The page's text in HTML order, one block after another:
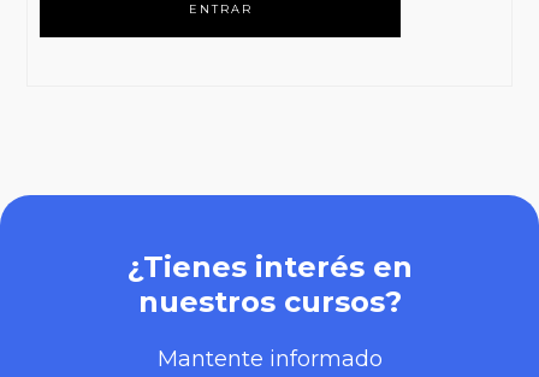
ENTRAR
¿Tienes interés en
nuestros cursos?
Mantente informado